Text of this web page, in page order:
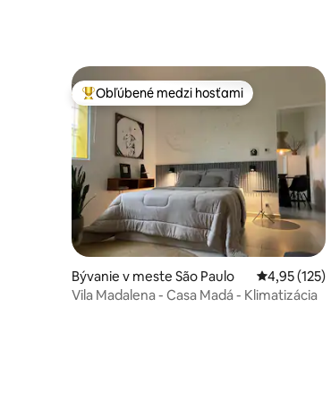
Najobľúbenejšie medzi hosťami
Obľúbené medzi hosťami
Bývanie v meste São Paulo Priemerné
4,95 (125)
Vila Madalena - Casa Madá - Klimatizácia